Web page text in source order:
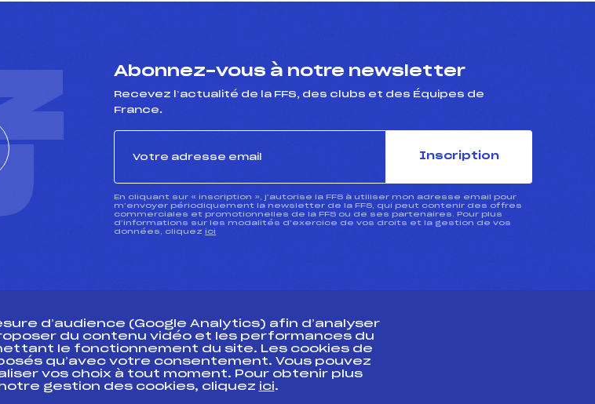
Abonnez-vous à notre newsletter
Recevez l’actualité de la FFS, des clubs et des Équipes de
France.
Inscription
En cliquant sur « inscription », j’autorise la FFS à utiliser mon adresse email pour
m’envoyer périodiquement la newsletter de la FFS, qui peut contenir des offres
commerciales et promotionnelles de la FFS ou de ses partenaires. Pour plus
d’informations sur les modalités d’exercice de vos droits et la gestion de vos
données, cliquez ici
Pôle vie de l’athlète
Enseignement professionnel
d’audience (Google Analytics) afin d’analyser
du contenu vidéo et les performances du
le fonctionnement du site. Les cookies de
qu’avec votre consentement. Vous pouvez
vos choix à tout moment. Pour obtenir plus
gestion des cookies, cliquez ici.